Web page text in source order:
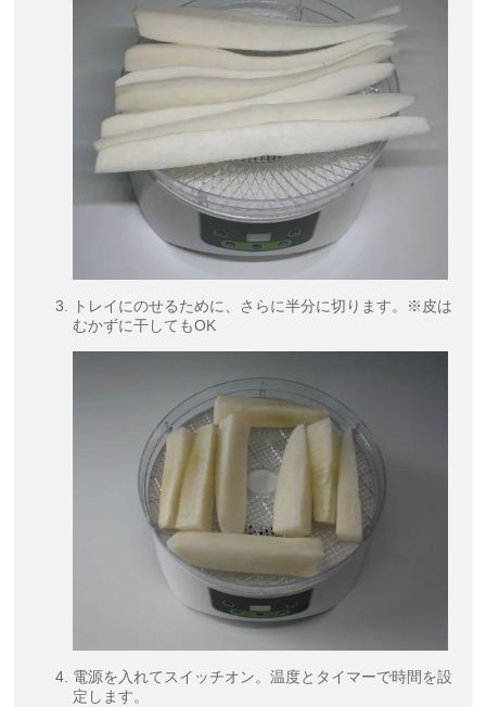
トレイにのせるために、さらに半分に切ります。※皮は
むかずに干してもOK
電源を入れてスイッチオン。温度とタイマーで時間を設
定します。